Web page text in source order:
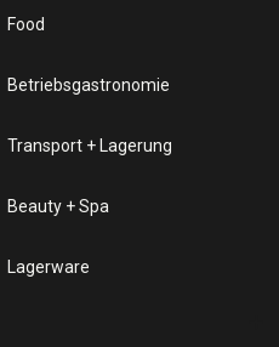
Food
Betriebsgastronomie
Transport + Lagerung
Beauty + Spa
Lagerware